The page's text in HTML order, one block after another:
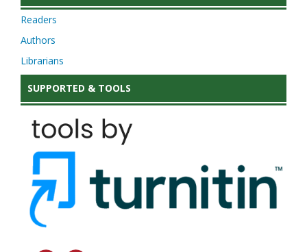
Readers
Authors
Librarians
SUPPORTED & TOOLS